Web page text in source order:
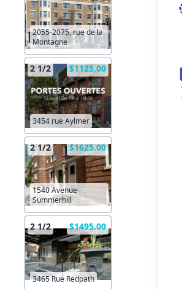
2055-2075, rue de la
Montagne
2 1/2 $1125.00
3454 rue Aylmer
2 1/2 $1625.00
1540 Avenue
Summerhill
2 1/2 $1495.00
3465 Rue Redpath